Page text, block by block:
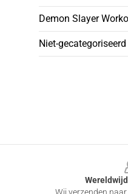
Demon Slayer
Niet-gecategoriseerd